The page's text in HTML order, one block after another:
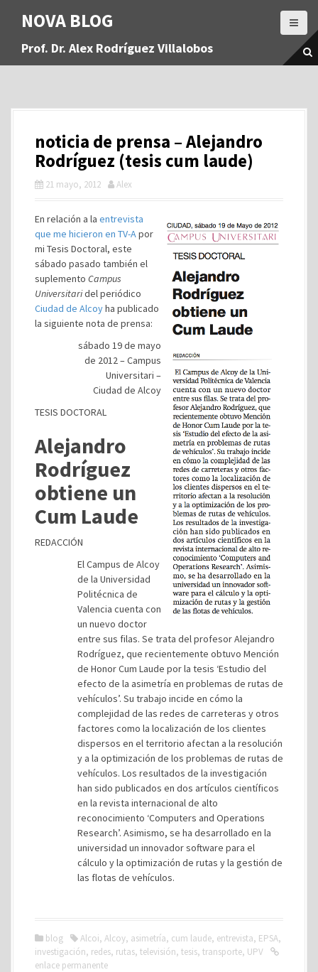
a
NOVA BLOG
Prof. Dr. Alex Rodríguez Villalobos
noticia de prensa – Alejandro
Rodríguez (tesis cum laude)
21 mayo, 2012 Alex
En relación a la entrevista
que me hicieron en TV-Apor
mi Tesis Doctoral, este
sábado pasado también el
suplemento Campus
Universitaridel periódico
Ciudad de Alcoyha publicado
la siguiente nota de prensa:
sábado 19 de mayo
de 2012 – Campus
Universitari –
Ciudad de Alcoy
TESIS DOCTORAL
Alejandro
Rodríguez
obtiene un
Cum Laude
REDACCIÓN
El Campus de Alcoy
de la Universidad
Politécnica de
Valencia cuenta con
un nuevo doctor
entre sus filas. Se trata del profesor Alejandro
Rodríguez, que recientemente obtuvo Mención
de Honor Cum Laude por la tesis ‘Estudio del
efecto de la asimetría en problemas de rutas de
vehículos’. Su trabajo incide en cómo la
complejidad de las redes de carreteras y otros
factores como la localización de los clientes
dispersos en el territorio afectan a la resolución
y a la optimización de los problemas de rutas de
vehículos. Los resultados de la investigación
han sido publicados en dos artículos científicos
en la revista internacional de alto
reconocimiento ‘Computers and Operations
Research’. Asimismo, se ha desarrollado en la
universidad un innovador software para el
cálculo y la optimización de rutas y la gestión de
las flotas de vehículos.
blog Alcoi, Alcoy, asimetría, cum laude, entrevista, EPSA,
investigación, redes, rutas, televisión, tesis, transporte, UPV
enlace permanente